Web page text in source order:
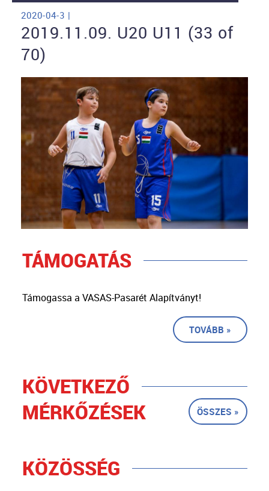
2020-04-3 |
2019.11.09. U20 U11 (33 of
70)
TÁMOGATÁS
Támogassa a VASAS-Pasarét Alapítványt!
TOVÁBB »
KÖVETKEZŐ
MÉRKŐZÉSEK
ÖSSZES »
KÖZÖSSÉG